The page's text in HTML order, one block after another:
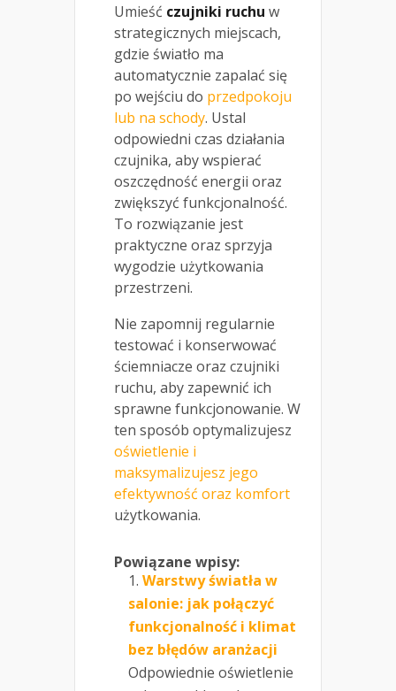
Umieść czujniki ruchu w
strategicznych miejscach,
gdzie światło ma
automatycznie zapalać się
po wejściu do przedpokoju
lub na schody. Ustal
odpowiedni czas działania
czujnika, aby wspierać
oszczędność energii oraz
zwiększyć funkcjonalność.
To rozwiązanie jest
praktyczne oraz sprzyja
wygodzie użytkowania
przestrzeni.
Nie zapomnij regularnie
testować i konserwować
ściemniacze oraz czujniki
ruchu, aby zapewnić ich
sprawne funkcjonowanie. W
ten sposób optymalizujesz
oświetlenie i
maksymalizujesz jego
efektywność oraz komfort
użytkowania.
Powiązane wpisy:
Warstwy światła w
salonie: jak połączyć
funkcjonalność i klimat
bez błędów aranżacji
Odpowiednie oświetlenie